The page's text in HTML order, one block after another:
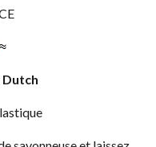
≈